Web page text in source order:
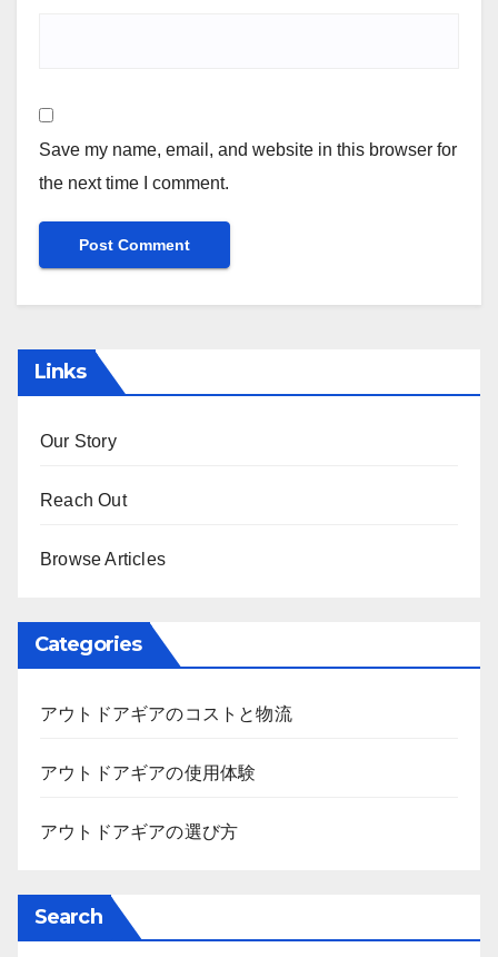
Save my name, email, and website in this browser for
the next time I comment.
Links
Our Story
Reach Out
Browse Articles
Categories
アウトドアギアのコストと物流
アウトドアギアの使用体験
アウトドアギアの選び方
Search